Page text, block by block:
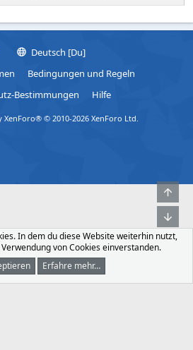
Deutsch [Du]
Bedingungen und Regeln
Bestimmungen
Hilfe
© 2010-2026 XenForo Ltd.
Dunkler Modus Anmelden
In dem du diese Website weiterhin nutzt,
von Cookies einverstanden.
Erfahre mehr…